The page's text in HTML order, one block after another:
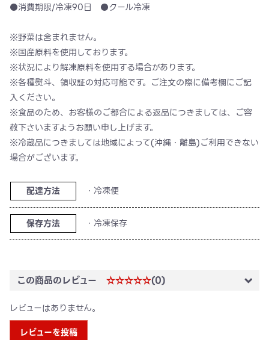
●消費期限/冷凍90日 ●クール冷凍
※野菜は含まれません。
※国産原料を使用しております。
※状況により解凍原料を使用する場合があります。
※各種熨斗、領収証の対応可能です。ご注文の際に備考欄にご記
入ください。
※食品のため、お客様のご都合による返品につきましては、ご容
赦下さいますようお願い申し上げます。
※冷蔵品につきましては地域によって(沖縄・離島)ご利用できない
場合がございます。
配達方法 ・冷凍便
保存方法 ・冷凍保存
この商品のレビュー ☆☆☆☆☆(0)
レビューはありません。
レビューを投稿